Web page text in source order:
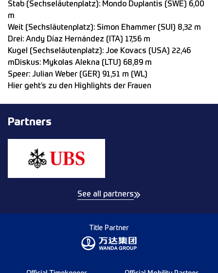
Stab (Sechseläutenplatz): Mondo Duplantis (SWE) 6,00
m
Weit (Sechsläutenplatz): Simon Ehammer (SUI) 8,32 m
Drei: Andy Díaz Hernández (ITA) 17,56 m
Kugel (Sechseläutenplatz): Joe Kovacs (USA) 22,46
mDiskus: Mykolas Alekna (LTU) 68,89 m
Speer: Julian Weber (GER) 91,51 m (WL)
Hier geht’s zu den Highlights der Frauen
Partners
See all partners
Title Partner